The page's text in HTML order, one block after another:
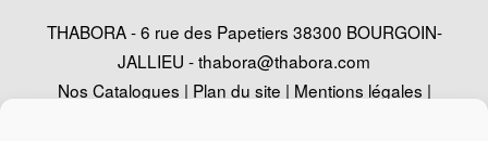
THABORA - 6 rue des Papetiers 38300 BOURGOIN-
JALLIEU -thabora@thabora.com
Nos Catalogues | Plan du site | Mentions légales |